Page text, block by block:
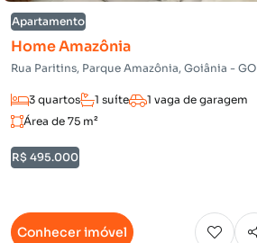
Apartamento
Home Amazônia
Rua Paritins, Parque Amazônia, Goiânia - GO
3 quartos 1 suíte
1 vaga de garagem
Área de 75 m²
R$ 495.000
Conhecer imóvel